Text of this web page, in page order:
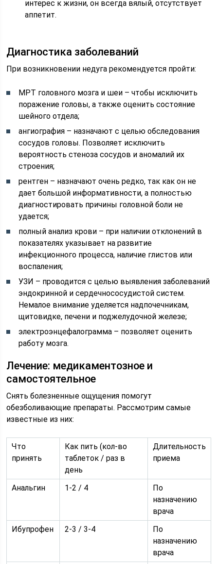
интерес к жизни, он всегда вялый, отсутствует
аппетит.
Диагностика заболеваний
При возникновении недуга рекомендуется пройти:
МРТ головного мозга и шеи – чтобы исключить
поражение головы, а также оценить состояние
шейного отдела;
ангиография – назначают с целью обследования
сосудов головы. Позволяет исключить
вероятность стеноза сосудов и аномалий их
строения;
рентген – назначают очень редко, так как он не
дает большой информативности, а полностью
диагностировать причины головной боли не
удается;
полный анализ крови – при наличии отклонений в
показателях указывает на развитие
инфекционного процесса, наличие глистов или
воспаления;
УЗИ – проводится с целью выявления заболеваний
эндокринной и сердечнососудистой систем.
Немалое внимание уделяется надпочечникам,
щитовидке, печени и поджелудочной железе;
электроэнцефалограмма – позволяет оценить
работу мозга.
Лечение: медикаментозное и
самостоятельное
Снять болезненные ощущения помогут
обезболивающие препараты. Рассмотрим самые
известные из них:
Что
принять
Как пить (кол-во
таблеток / раз в
день
Длительность
приема
Анальгин 1-2 / 4
По
назначению
врача
Ибупрофен
2-3 / 3-4
По
назначению
врача